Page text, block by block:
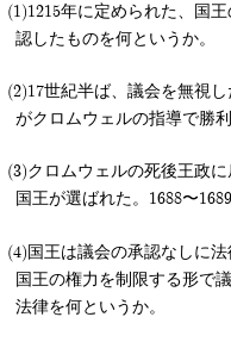
1215年に定められた、国
認したものを何というか。
17世紀半ば、議会を無視
がクロムウェルの指導で勝
クロムウェルの死後王政
国王が選ばれた。1688〜
国王は議会の承認なしに
国王の権力を制限する形で
法律を何というか。